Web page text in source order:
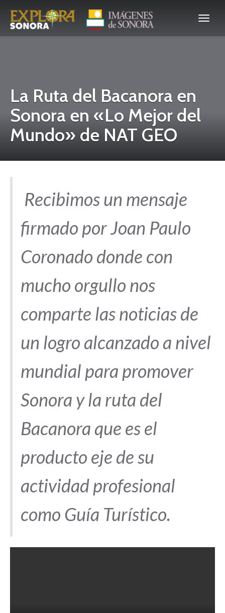
La Ruta del Bacanora en
Sonora en «Lo Mejor del
Mundo» de NAT GEO
Recibimos un mensaje
firmado por Joan Paulo
Coronado donde con
mucho orgullo nos
comparte las noticias de
un logro alcanzado a nivel
mundial para promover
Sonora y la ruta del
Bacanora que es el
producto eje de su
actividad profesional
como Guía Turístico.